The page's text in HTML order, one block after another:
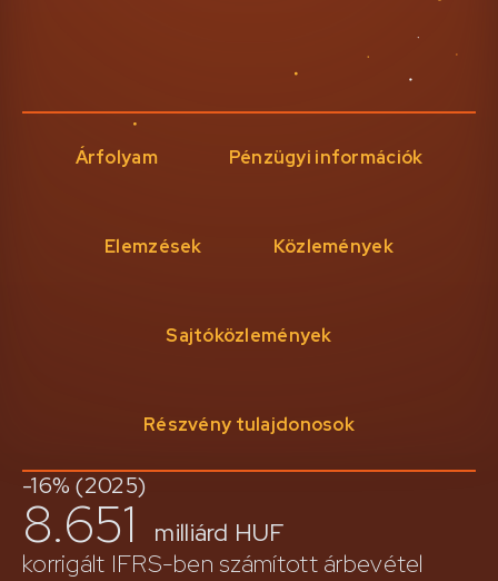
Árfolyam Pénzügyi információk
Elemzések Közlemények
Sajtóközlemények
Részvény tulajdonosok
-16% (2025)
8.651
milliárd HUF
korrigált IFRS-ben számított árbevétel